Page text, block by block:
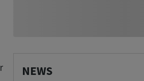
NEWS